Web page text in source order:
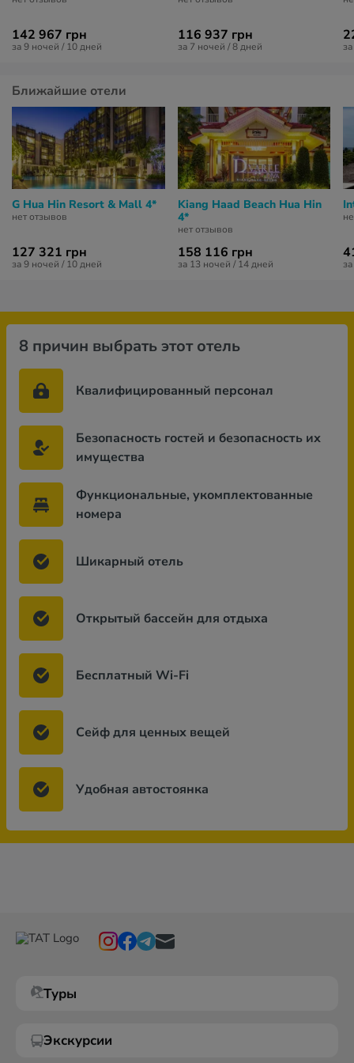
142 967 грн
за 9 ночей / 10 дней
116 937 грн
за 7 ночей / 8 дней
Ближайшие отели
G Hua Hin Resort & Mall 4*
нет отзывов
127 321 грн
за 9 ночей / 10 дней
Kiang Haad Beach Hua Hin
4*
нет отзывов
158 116 грн
за 13 ночей / 14 дней
8 причин выбрать этот отель
Квалифицированный персонал
Безопасность гостей и безопасность их
имущества
Функциональные, укомплектованные
номера
Шикарный отель
Открытый бассейн для отдыха
Бесплатный Wi-Fi
Сейф для ценных вещей
Удобная автостоянка
Туры
Экскурсии